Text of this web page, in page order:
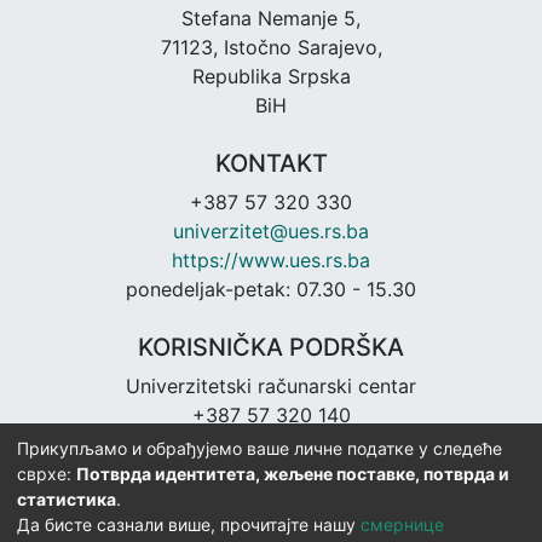
Stefana Nemanje 5,
71123, Istočno Sarajevo,
Republika Srpska
BiH
KONTAKT
+387 57 320 330
univerzitet@ues.rs.ba
https://www.ues.rs.ba
ponedeljak-petak: 07.30 - 15.30
KORISNIČKA PODRŠKA
Univerzitetski računarski centar
+387 57 320 140
urc@ues.rs.ba
https://urc.ues.rs.ba
Прикупљамо и обрађујемо ваше личне податке у следеће
сврхе: Потврда идентитета, жељене поставке, потврда и
статистика.
Да бисте сазнали више, прочитајте нашу смернице